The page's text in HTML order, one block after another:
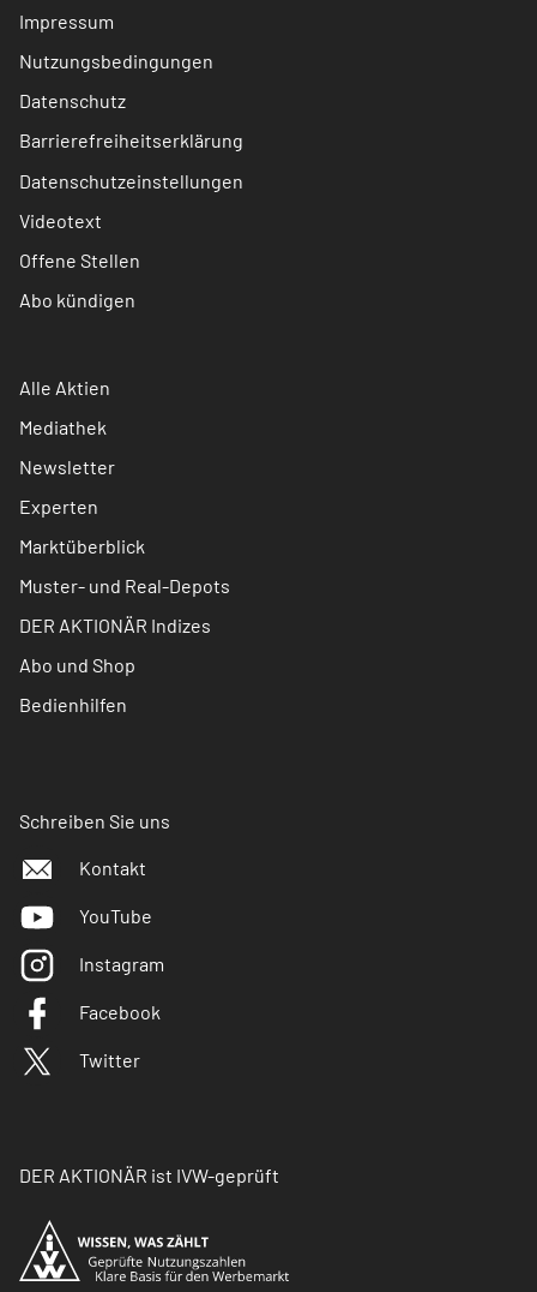
Impressum
Nutzungsbedingungen
Datenschutz
Barrierefreiheitserklärung
Datenschutzeinstellungen
Videotext
Offene Stellen
Abo kündigen
Alle Aktien
Mediathek
Newsletter
Experten
Marktüberblick
Muster- und Real-Depots
DER AKTIONÄR Indizes
Abo und Shop
Bedienhilfen
Schreiben Sie uns
Kontakt
YouTube
Instagram
Facebook
Twitter
DER AKTIONÄR ist IVW-geprüft